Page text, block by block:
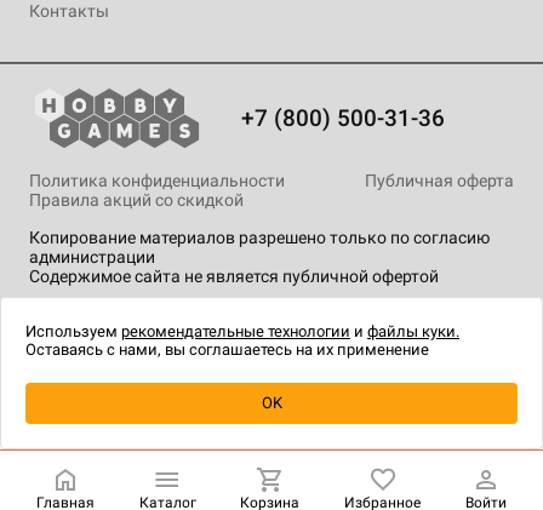
Уведомить о наличии
Контакты
+7 (800) 500-31-36
Копирование материалов разрешено только по согласию
администрации
Содержимое сайта не является публичной офертой
Политика конфиденциальности
Публичная оферта
Правила акций со скидкой
технологии.
Главная Каталог Корзина Избранное Войти
Используем рекомендательные технологии и файлы куки.
Оставаясь с нами, вы соглашаетесь на их применение
OK